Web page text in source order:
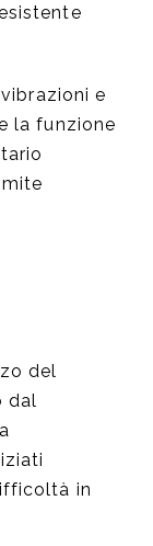
e
la funzione
del
dal
in